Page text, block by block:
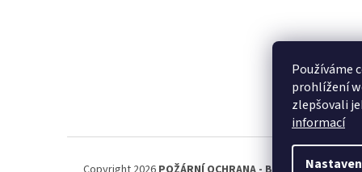
Používáme
prohlížení
zlepšovali
informací